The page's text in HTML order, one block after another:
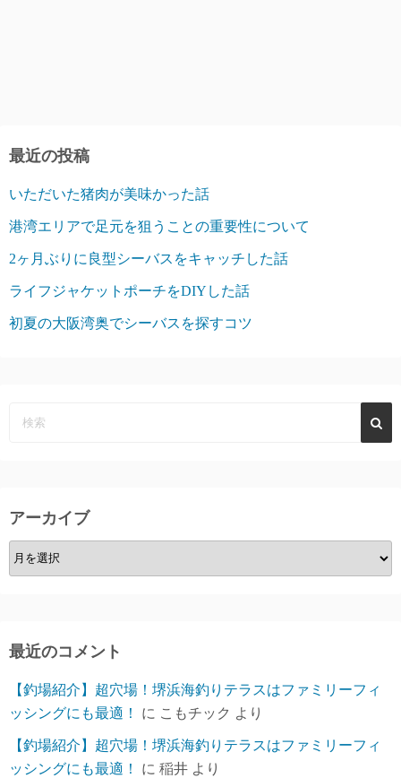
最近の投稿
いただいた猪肉が美味かった話
港湾エリアで足元を狙うことの重要性について
2ヶ月ぶりに良型シーバスをキャッチした話
ライフジャケットポーチをDIYした話
初夏の大阪湾奥でシーバスを探すコツ
アーカイブ
ア
ー
ブ
最近のコメント
【釣場紹介】超穴場！堺浜海釣りテラスはファミリーフィ
ッシングにも最適！
に こもチック より
【釣場紹介】超穴場！堺浜海釣りテラスはファミリーフィ
ッシングにも最適！
に 稲井 より